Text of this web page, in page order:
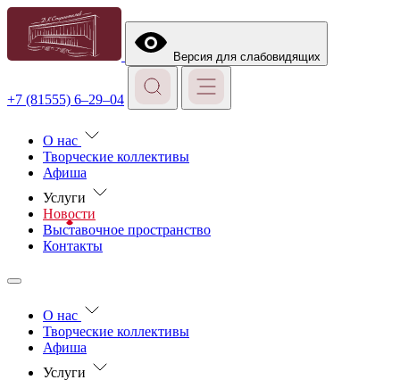
Версия для слабовидящих
+7 (81555) 6–29–04
О нас
Творческие коллективы
Афиша
Услуги
Новости
Выставочное пространство
Контакты
О нас
Творческие коллективы
Афиша
Услуги